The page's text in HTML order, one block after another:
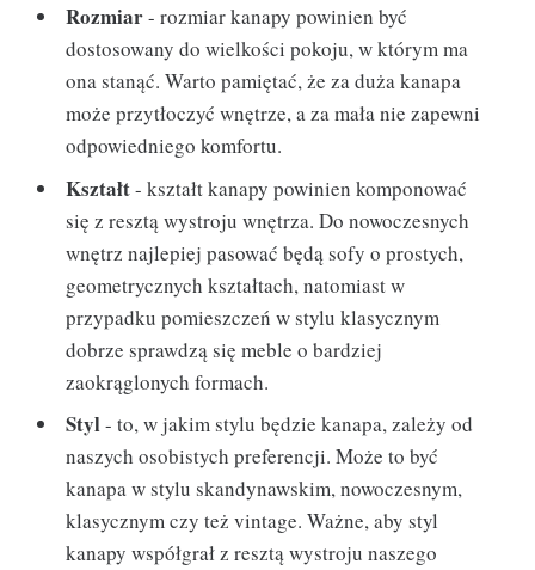
Rozmiar- rozmiar kanapy powinien być
dostosowany do wielkości pokoju, w którym ma
ona stanąć. Warto pamiętać, że za duża kanapa
może przytłoczyć wnętrze, a za mała nie zapewni
odpowiedniego komfortu.
Kształt- kształt kanapy powinien komponować
się z resztą wystroju wnętrza. Do nowoczesnych
wnętrz najlepiej pasować będą sofy o prostych,
geometrycznych kształtach, natomiast w
przypadku pomieszczeń w stylu klasycznym
dobrze sprawdzą się meble o bardziej
zaokrąglonych formach.
Styl- to, w jakim stylu będzie kanapa, zależy od
naszych osobistych preferencji. Może to być
kanapa w stylu skandynawskim, nowoczesnym,
klasycznym czy też vintage. Ważne, aby styl
kanapy współgrał z resztą wystroju naszego